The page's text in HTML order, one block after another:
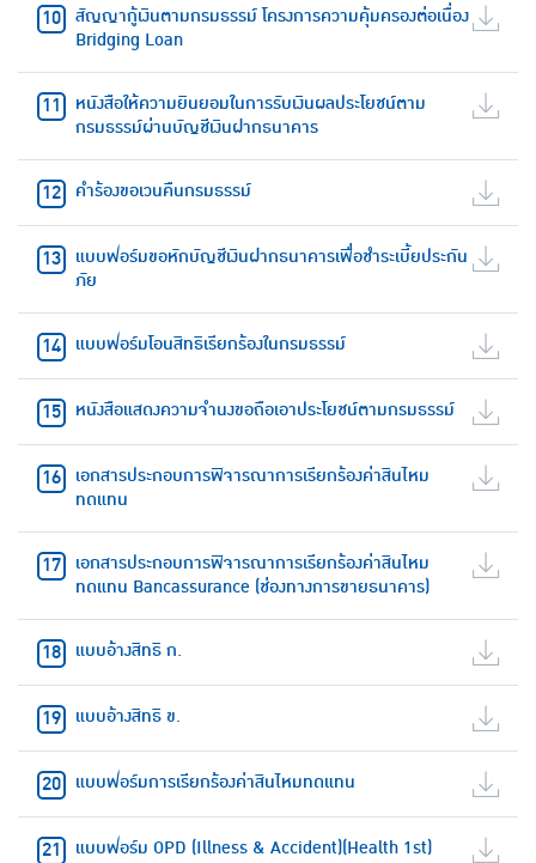
สัญญากู้เงินตามกรมธรรม์ โครงการความคุ้มครองต่อเนื่อง
Bridging Loan
หนังสือให้ความยินยอมในการรับเงินผลประโยชน์ตาม
กรมธรรม์ผ่านบัญชีเงินฝากธนาคาร
คำร้องขอเวนคืนกรมธรรม์
แบบฟอร์มขอหักบัญชีเงินฝากธนาคารเพื่อชำระเบี้ยประกัน
ภัย
แบบฟอร์มโอนสิทธิเรียกร้องในกรมธรรม์
หนังสือแสดงความจำนงขอถือเอาประโยชน์ตามกรมธรรม์
เอกสารประกอบการพิจารณาการเรียกร้องค่าสินไหม
ทดแทน
เอกสารประกอบการพิจารณาการเรียกร้องค่าสินไหม
ทดแทน Bancassurance (ช่องทางการขายธนาคาร)
แบบอ้างสิทธิ ก.
แบบอ้างสิทธิ ข.
แบบฟอร์มการเรียกร้องค่าสินไหมทดแทน
แบบฟอร์ม OPD (Illness & Accident)(Health 1st)